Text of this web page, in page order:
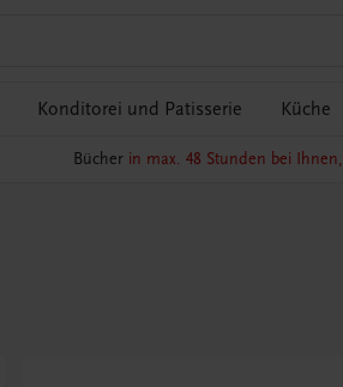
Konditorei und Patisserie Küche
Bücher in max. 48 Stunden bei